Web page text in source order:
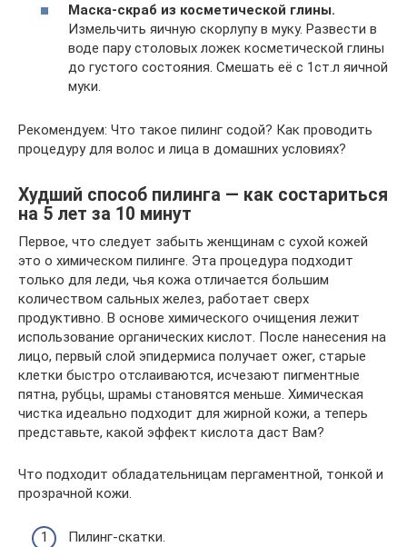
Маска-скраб из косметической глины.
Измельчить яичную скорлупу в муку. Развести в
воде пару столовых ложек косметической глины
до густого состояния. Смешать её с 1ст.л яичной
муки.
Рекомендуем: Что такое пилинг содой? Как проводить
процедуру для волос и лица в домашних условиях?
Худший способ пилинга — как состариться
на 5 лет за 10 минут
Первое, что следует забыть женщинам с сухой кожей
это о химическом пилинге. Эта процедура подходит
только для леди, чья кожа отличается большим
количеством сальных желез, работает сверх
продуктивно. В основе химического очищения лежит
использование органических кислот. После нанесения на
лицо, первый слой эпидермиса получает ожег, старые
клетки быстро отслаиваются, исчезают пигментные
пятна, рубцы, шрамы становятся меньше. Химическая
чистка идеально подходит для жирной кожи, а теперь
представьте, какой эффект кислота даст Вам?
Что подходит обладательницам пергаментной, тонкой и
прозрачной кожи.
Пилинг-скатки.